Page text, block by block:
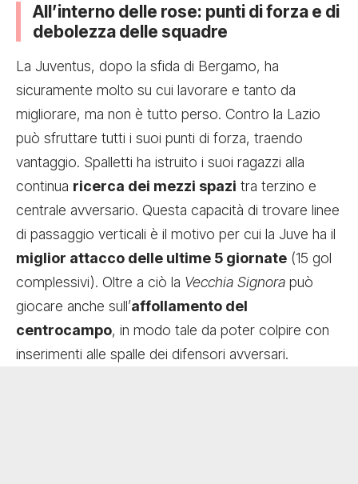
All’interno delle rose: punti di forza e di
debolezza delle squadre
La Juventus, dopo la sfida di Bergamo, ha
sicuramente molto su cui lavorare e tanto da
migliorare, ma non è tutto perso. Contro la Lazio
può sfruttare tutti i suoi punti di forza, traendo
vantaggio. Spalletti ha istruito i suoi ragazzi alla
continua ricerca dei mezzi spazi tra terzino e
centrale avversario. Questa capacità di trovare linee
di passaggio verticali è il motivo per cui la Juve ha il
miglior attacco delle ultime 5 giornate (15 gol
complessivi). Oltre a ciò la Vecchia Signora può
giocare anche sull’affollamento del
centrocampo, in modo tale da poter colpire con
inserimenti alle spalle dei difensori avversari.